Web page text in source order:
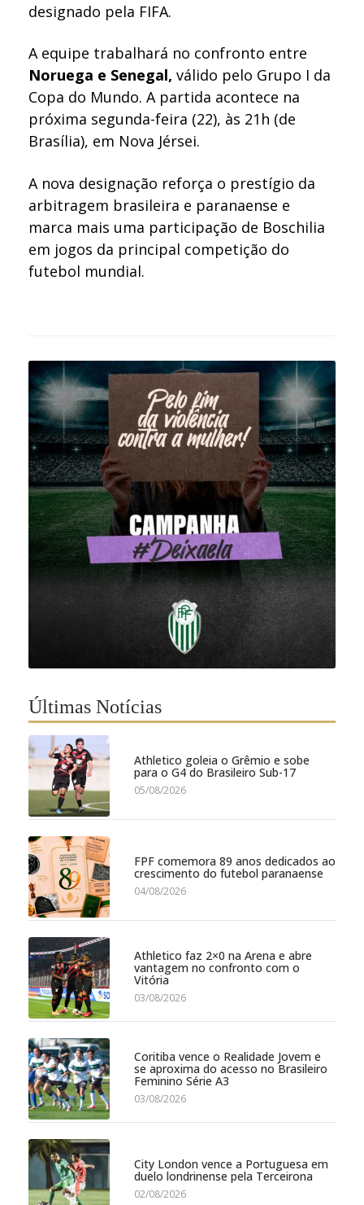
designado pela FIFA.
A equipe trabalhará no confronto entre
Noruega e Senegal, válido pelo Grupo I da
Copa do Mundo. A partida acontece na
próxima segunda-feira (22), às 21h (de
Brasília), em Nova Jérsei.
A nova designação reforça o prestígio da
arbitragem brasileira e paranaense e
marca mais uma participação de Boschilia
em jogos da principal competição do
futebol mundial.
Últimas Notícias
Athletico goleia o Grêmio e sobe
para o G4 do Brasileiro Sub-17
05/08/2026
FPF comemora 89 anos dedicados ao
crescimento do futebol paranaense
04/08/2026
Athletico faz 2×0 na Arena e abre
vantagem no confronto com o
Vitória
03/08/2026
Coritiba vence o Realidade Jovem e
se aproxima do acesso no Brasileiro
Feminino Série A3
03/08/2026
City London vence a Portuguesa em
duelo londrinense pela Terceirona
02/08/2026